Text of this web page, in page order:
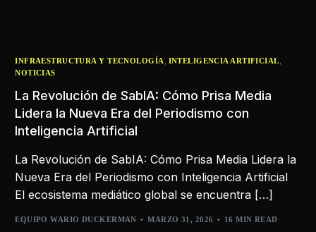
INFRAESTRUCTURA Y TECNOLOGÍA , INTELIGENCIA ARTIFICIAL,
NOTICIAS
La Revolución de SabIA: Cómo Prisa Media
Lidera la Nueva Era del Periodismo con
Inteligencia Artificial
La Revolución de SabIA: Cómo Prisa Media Lidera la
Nueva Era del Periodismo con Inteligencia Artificial
El ecosistema mediático global se encuentra […]
EQUIPO WARIO DUCKERMAN MARZO 31, 2026 16 MIN READ